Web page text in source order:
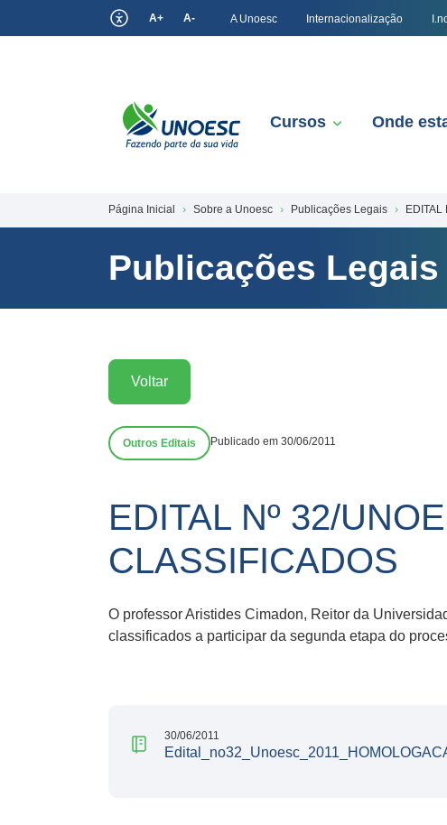
A+ A- A Unoesc Internacionalização
Cursos Onde
Página Inicial Sobre a Unoesc Publicações Legais
Publicações Legais
Voltar
Outros Editais Publicado em 30/06/2011
EDITAL Nº 32/
CLASSIFICADOS
O professor Aristides Cimadon, Reitor da
classificados a participar da segunda etapa do
30/06/2011